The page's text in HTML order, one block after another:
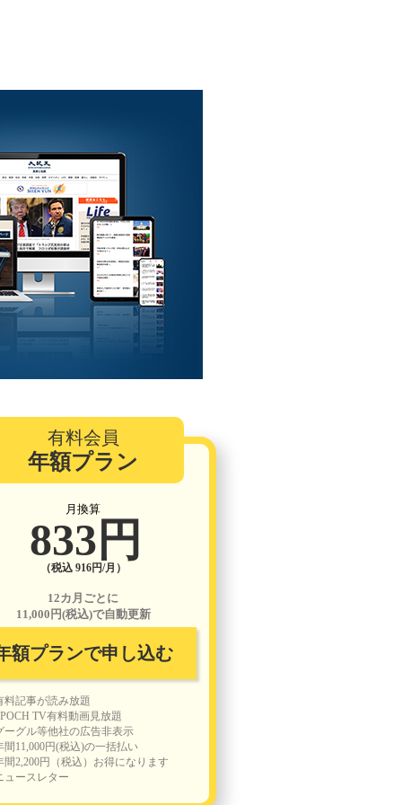
有料会員
年額プラン
月換算
833円
（税込 916円/月）
12カ月ごとに
11,000円(税込)で自動更新
額プランで申し込む
料記事が読み放題
TV有料動画見放題
ーグル等他社の広告非表示
間11,000円(税込)の一括払い
間2,200円（税込）お得になります
ュースレター